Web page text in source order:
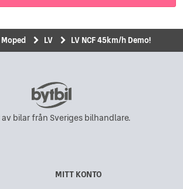
LV LV NCF 45km/h Demo!
av bilar från Sveriges bilhandlare.
MITT KONTO